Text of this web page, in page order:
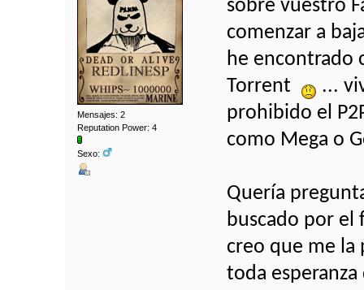
Mensajes: 2
Reputation Power: 4
Sexo:
sobre vuestro
comenzar a
he encontrado
Torrent
...
prohibido el
como Mega o
Quería
buscado por el
creo que me la
toda